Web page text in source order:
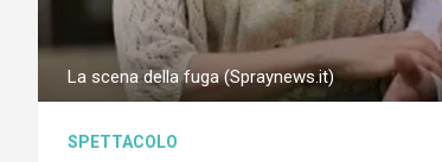
La scena della fuga (Spraynews.it)
SPETTACOLO